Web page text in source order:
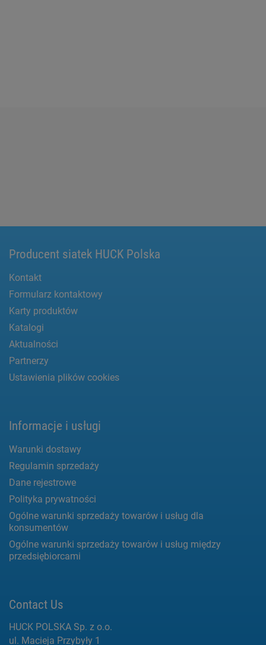
Producent siatek HUCK Polska
Kontakt
Formularz kontaktowy
Karty produktów
Katalogi
Aktualności
Partnerzy
Ustawienia plików cookies
Informacje i usługi
Warunki dostawy
Regulamin sprzedaży
Dane rejestrowe
Polityka prywatności
Ogólne warunki sprzedaży towarów i usług dla
konsumentów
Ogólne warunki sprzedaży towarów i usług między
przedsiębiorcami
Contact Us
HUCK POLSKA Sp. z o.o.
ul. Macieja Przybyły 1